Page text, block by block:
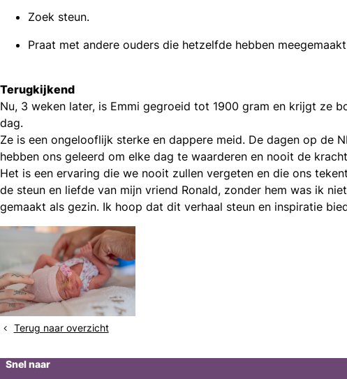
Zoek steun.
Praat met andere ouders die hetzelfde hebben
Terugkijkend
Nu, 3 weken later, is Emmi gegroeid tot 1900 gram en krijgt ze
dag.
Ze is een ongelooflijk sterke en dappere meid. De dagen op de
hebben ons geleerd om elke dag te waarderen en nooit de
Het is een ervaring die we nooit zullen vergeten en die ons
de steun en liefde van mijn vriend Ronald, zonder hem was ik
gemaakt als gezin. Ik hoop dat dit verhaal steun en inspiratie
Terug naar overzicht
Snel naar